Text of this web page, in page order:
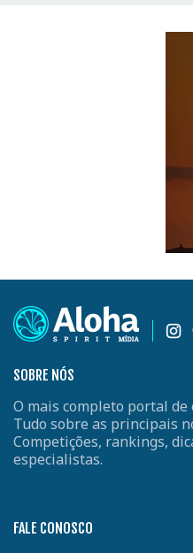
SOBRE NÓS
O mais completo portal
Tudo sobre as principais
Competições, rankings,
especialistas.
FALE CONOSCO